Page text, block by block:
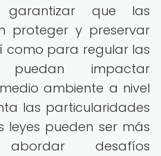
garantizar que las
proteger y preservar
como para regular las
impactar
ambiente a nivel
las particularidades
pueden ser más
desafíos